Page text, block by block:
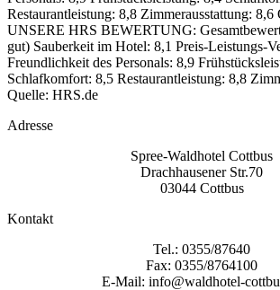
Restaurantleistung: 8,8 Zimmerausstattung: 8,6
UNSERE HRS BEWERTUNG:
gut) Sauberkeit im Hotel: 8,1 Preis-Leistungs-
Freundlichkeit des Personals: 8,9
Schlafkomfort: 8,5 Restaurantleistung: 8,8
Quelle: HRS.de
Adresse
Spree-Waldhotel Cottbus
Drachhausener Str.70
03044 Cottbus
Kontakt
Tel.: 0355/87640
Fax: 0355/8764100
E-Mail: info@waldhotel-